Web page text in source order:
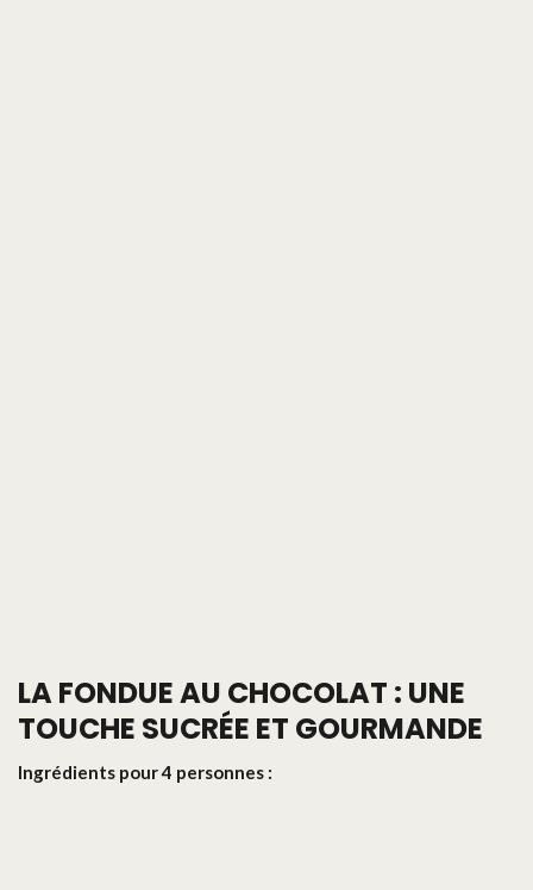
LA FONDUE AU CHOCOLAT : UNE
TOUCHE SUCRÉE ET GOURMANDE
Ingrédients pour 4 personnes :